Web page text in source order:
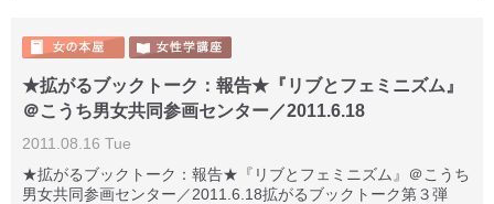
★拡がるブックトーク：報告★『リブとフェミニズム』
＠こうち男女共同参画センター／2011.6.18
2011.08.16 Tue
★拡がるブックトーク：報告★『リブとフェミニズム』＠こうち
男女共同参画センター／2011.6.18拡がるブックトーク第３弾